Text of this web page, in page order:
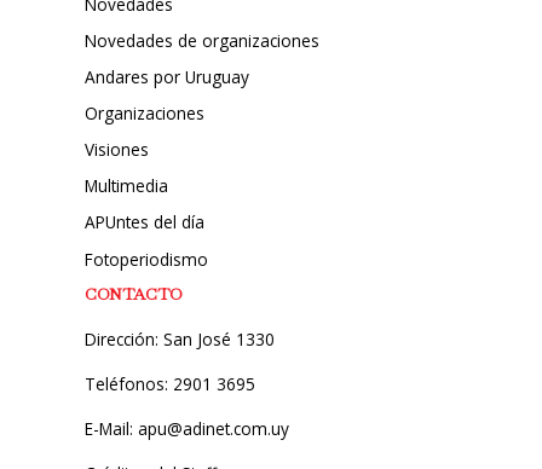
Novedades
Novedades de organizaciones
Andares por Uruguay
Organizaciones
Visiones
Multimedia
APUntes del día
Fotoperiodismo
CONTACTO
Dirección: San José 1330
Teléfonos: 2901 3695
E-Mail: apu@adinet.com.uy